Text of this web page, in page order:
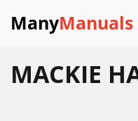
ManyManuals
MACKIE